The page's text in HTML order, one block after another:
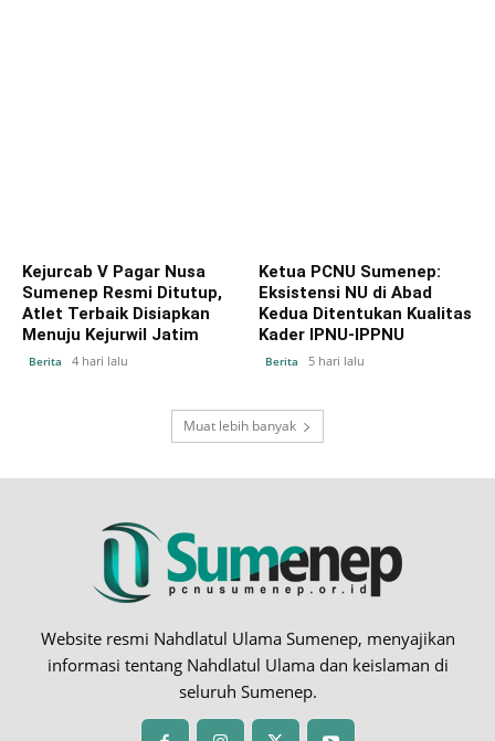
Kejurcab V Pagar Nusa
Sumenep Resmi Ditutup,
Atlet Terbaik Disiapkan
Menuju Kejurwil Jatim
Berita 4 hari lalu
Ketua PCNU Sumenep:
Eksistensi NU di Abad
Kedua Ditentukan Kualitas
Kader IPNU-IPPNU
Berita 5 hari lalu
Muat lebih banyak
Website resmi Nahdlatul Ulama Sumenep, menyajikan
informasi tentang Nahdlatul Ulama dan keislaman di
seluruh Sumenep.